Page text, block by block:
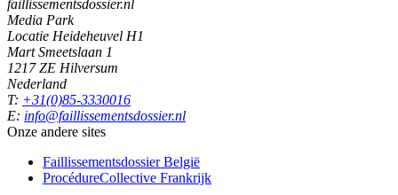
faillissementsdossier.nl
Media Park
Locatie Heideheuvel H1
Mart Smeetslaan 1
1217 ZE Hilversum
Nederland
T: +31(0)85-3330016
E: info@faillissementsdossier.nl
Onze andere sites
Faillissementsdossier België
ProcédureCollective Frankrijk